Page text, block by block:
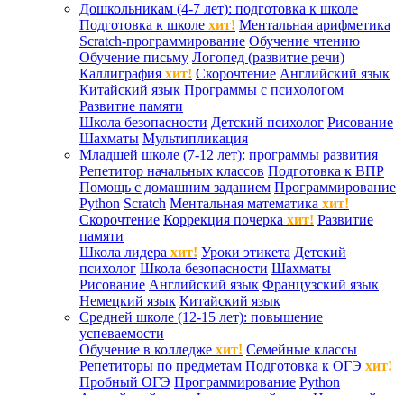
Дошкольникам (4-7 лет): подготовка к школе
Подготовка к школе хит! Ментальная арифметика
Scratch-программирование Обучение чтению
Обучение письму Логопед (развитие речи)
Каллиграфия хит! Скорочтение Английский язык
Китайский язык Программы с психологом
Развитие памяти
Школа безопасности Детский психолог Рисование
Шахматы Мультипликация
Младшей школе (7-12 лет): программы развития
Репетитор начальных классов Подготовка к ВПР
Помощь с домашним заданием Программирование
Python Scratch Ментальная математика хит!
Скорочтение Коррекция почерка хит! Развитие
памяти
Школа лидера хит! Уроки этикета Детский
психолог Школа безопасности Шахматы
Рисование Английский язык Французский язык
Немецкий язык Китайский язык
Средней школе (12-15 лет): повышение
успеваемости
Обучение в колледже хит! Семейные классы
Репетиторы по предметам Подготовка к ОГЭ хит!
Пробный ОГЭ Программирование Python